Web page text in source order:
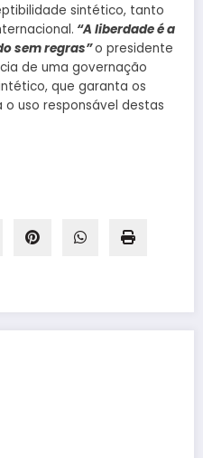
sintético, tanto
“A liberdade é a
sem regras”o presidente
de uma governação
que garanta os
uso responsável destas